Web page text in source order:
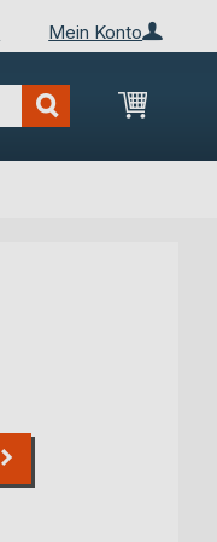
Mein Konto
Mein